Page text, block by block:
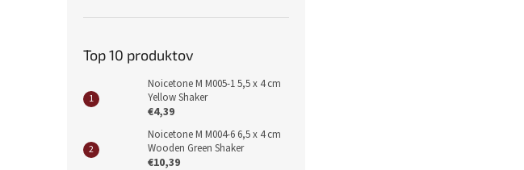
Top 10 produktov
Noicetone M M005-1 5,5 x 4 cm
Yellow Shaker
€4,39
Noicetone M M004-6 6,5 x 4 cm
Wooden Green Shaker
€10,39